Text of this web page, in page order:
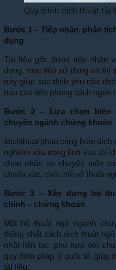
Quy trình dịch thuật tài
Bước 1 – Tiếp nhận, phân
dụng
Tài liệu gốc được tiếp nhận
dung, mục tiêu sử dụng và thị
này giúp xác định yêu cầu
báo cáo đến phong cách ngôn
Bước 2 – Lựa chọn biên
chuyên ngành chứng khoán
Idichthuat phân công biên
nghiệm sâu trong lĩnh vực tài
chọn nhân sự chuyên môn
chuẩn xác, chặt chẽ về thuật
Bước 3 – Xây dựng bộ
chính – chứng khoán
Một bộ thuật ngữ ngành
thống nhất cách dịch thuật
nhật liên tục, phù hợp với
quy định pháp lý quốc tế, giúp
tài liệu.